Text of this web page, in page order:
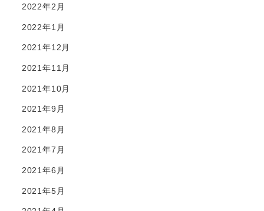
2022年2月
2022年1月
2021年12月
2021年11月
2021年10月
2021年9月
2021年8月
2021年7月
2021年6月
2021年5月